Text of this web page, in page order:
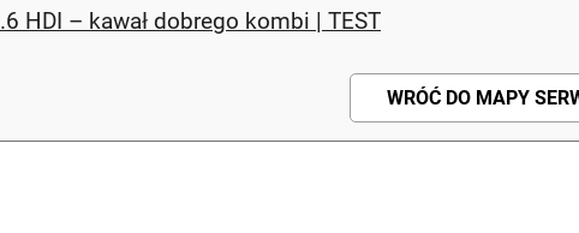
HDI – kawał dobrego kombi | TEST
WRÓĆ DO MAPY